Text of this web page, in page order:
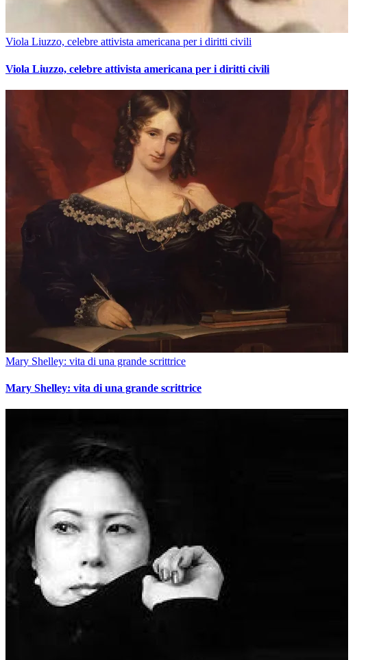
Viola Liuzzo, celebre attivista americana per i diritti civili
Viola Liuzzo, celebre attivista americana per i diritti civili
Mary Shelley: vita di una grande scrittrice
Mary Shelley: vita di una grande scrittrice